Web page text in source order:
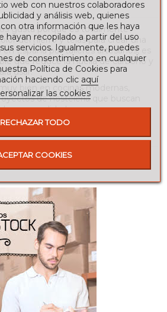
gusta porque estotalmente
del hierro y telas para crear una
en España por talleres artesanos, es
que reduce la huella de carbono y
usar.
bien en cocinas modernas,
de hostelería que buscan
ypersonalidad.
debes estar registrado
web con nuestros colaboradores
y análisis web, quienes
otra información que les haya
hayan recopilado a partir del uso
servicios. Igualmente, puedes
de consentimiento en cualquier
Política de Cookies para
haciendo clic aquí
las cookies
RECHAZAR TODO
COOKIES